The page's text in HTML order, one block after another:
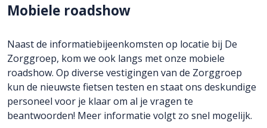
Mobiele roadshow
Naast de informatiebijeenkomsten op locatie bij De
Zorggroep, kom we ook langs met onze mobiele
roadshow. Op diverse vestigingen van de Zorggroep
kun de nieuwste fietsen testen en staat ons deskundige
personeel voor je klaar om al je vragen te
beantwoorden! Meer informatie volgt zo snel mogelijk.